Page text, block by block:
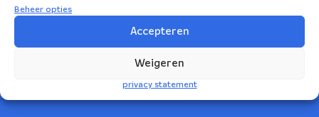
Beheer opties
Accepteren
Weigeren
privacy statement
Korte Leidsedwarsstraat 12